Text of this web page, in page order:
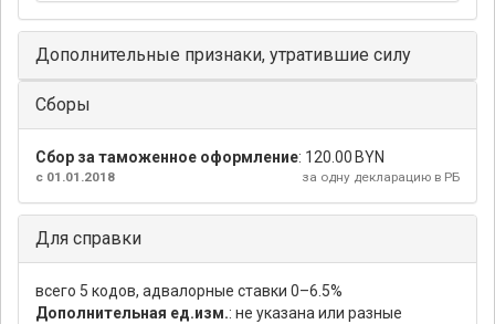
Дополнительные признаки, утратившие силу
Сборы
Сбор за таможенное оформление: 120.00 BYN
за одну декларацию в РБ
с 01.01.2018
Для справки
всего 5 кодов, адвалорные ставки 0–6.5%
Дополнительная ед.изм.: не указана или разные